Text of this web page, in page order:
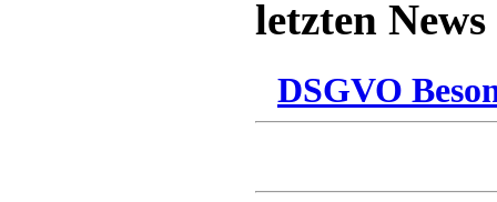
letzten News
DSGVO